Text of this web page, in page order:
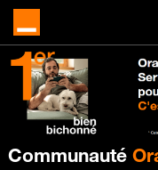
Communauté